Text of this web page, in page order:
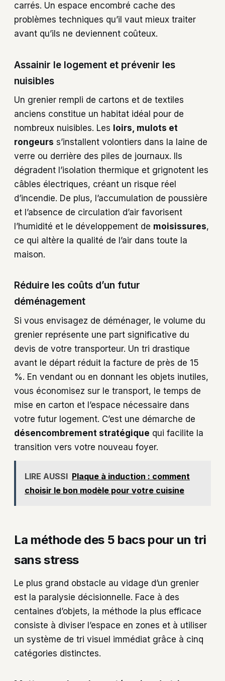
carrés. Un espace encombré cache des
problèmes techniques qu’il vaut mieux traiter
avant qu’ils ne deviennent coûteux.
Assainir le logement et prévenir les
nuisibles
Un grenier rempli de cartons et de textiles
anciens constitue un habitat idéal pour de
nombreux nuisibles. Les loirs, mulots et
rongeurs s’installent volontiers dans la laine de
verre ou derrière des piles de journaux. Ils
dégradent l’isolation thermique et grignotent les
câbles électriques, créant un risque réel
d’incendie. De plus, l’accumulation de poussière
et l’absence de circulation d’air favorisent
l’humidité et le développement de moisissures,
ce qui altère la qualité de l’air dans toute la
maison.
Réduire les coûts d’un futur
déménagement
Si vous envisagez de déménager, le volume du
grenier représente une part significative du
devis de votre transporteur. Un tri drastique
avant le départ réduit la facture de près de 15
%. En vendant ou en donnant les objets inutiles,
vous économisez sur le transport, le temps de
mise en carton et l’espace nécessaire dans
votre futur logement. C’est une démarche de
désencombrement stratégique qui facilite la
transition vers votre nouveau foyer.
LIRE AUSSI Plaque à induction : comment
choisir le bon modèle pour votre cuisine
La méthode des 5 bacs pour un tri
sans stress
Le plus grand obstacle au vidage d’un grenier
est la paralysie décisionnelle. Face à des
centaines d’objets, la méthode la plus efficace
consiste à diviser l’espace en zones et à utiliser
un système de tri visuel immédiat grâce à cinq
catégories distinctes.